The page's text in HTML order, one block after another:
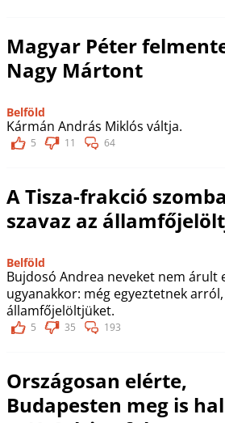
Magyar Péter
Nagy Mártont
Belföld
Kármán András Miklós váltja.
5 11 64
A Tisza-frakció
szavaz az
Belföld
Bujdosó Andrea neveket nem árult
ugyanakkor: még egyeztetnek
államfőjelöltjüket.
5 35 193
Országosan elérte,
Budapesten meg is